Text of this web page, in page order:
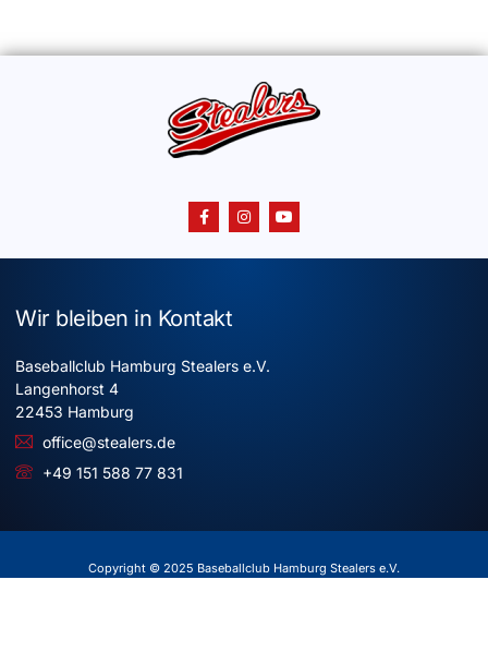
Wir bleiben in Kontakt
Baseballclub Hamburg Stealers e.V.
Langenhorst 4
22453 Hamburg
office@stealers.de
+49 151 588 77 831
Copyright © 2025 Baseballclub Hamburg Stealers e.V.